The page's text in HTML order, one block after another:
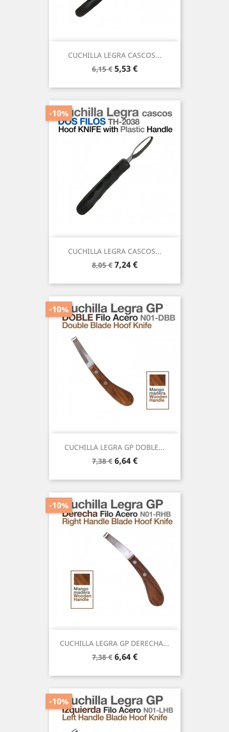
CUCHILLA LEGRA CASCOS...
Precio
6,15 € Precio
5,53 €
CUCHILLA LEGRA CASCOS...
Precio
8,05 €
-10%
Precio
7,24 €
CUCHILLA LEGRA GP DOBLE...
Precio
7,38 €
-10%
Precio
6,64 €
CUCHILLA LEGRA GP DERECHA...
Precio
7,38 €
-10%
Precio
6,64 €
-10%